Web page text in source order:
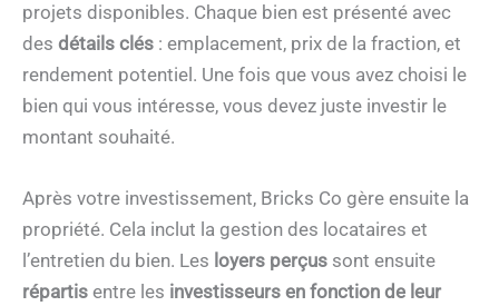
projets disponibles. Chaque bien est présenté avec
des détails clés : emplacement, prix de la fraction, et
rendement potentiel. Une fois que vous avez choisi le
bien qui vous intéresse, vous devez juste investir le
montant souhaité.
Après votre investissement, Bricks Co gère ensuite la
propriété. Cela inclut la gestion des locataires et
l’entretien du bien. Les loyers perçus sont ensuite
répartis entre les investisseurs en fonction de leur